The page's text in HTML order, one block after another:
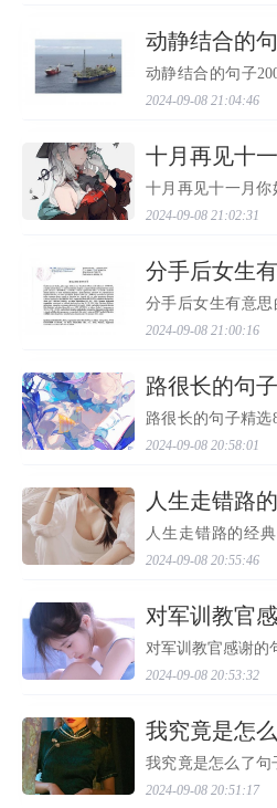
我代表各位来宾、
动静结合的
动静结合的句子
公园玩耍。小狗
一人一狗来到了草...
2024-09-08 21:04:46
十月再见十一月你
助，生活问候关
美。 2、世界很大
2024-09-08 21:02:31
分手后女生有意
心相通，就是爱
暖！ 我是真的,真...
2024-09-08 21:00:16
路很长的句
路很长的句子精
为谁停留，与其
某些人来说是美丽
2024-09-08 20:58:01
人生走错路的经
情怕牵错手。 3、
的慢，但怕 走错...
2024-09-08 20:55:46
对军训教官感谢的
苦指导，感谢辅
大学生活充满期待
2024-09-08 20:53:32
我究竟是怎
我究竟是怎么了句
空的时候多读读
2024-09-08 20:51:17